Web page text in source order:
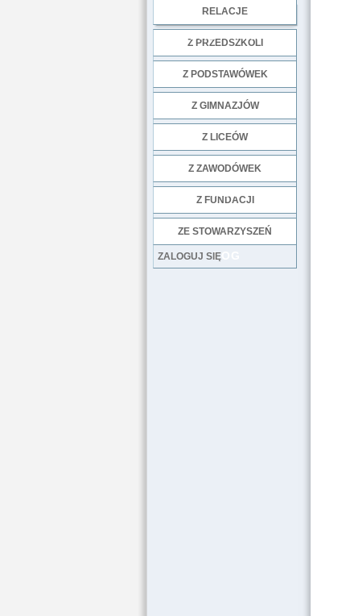
RELACJE
Z PRZEDSZKOLI
Z PODSTAWÓWEK
Z GIMNAZJÓW
Z LICEÓW
Z ZAWODÓWEK
Z FUNDACJI
ZE STOWARZYSZEŃ
LOG
ZALOGUJ SIĘ